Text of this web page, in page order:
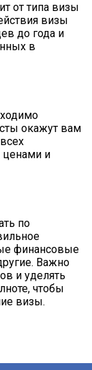
от типа визы
визы
до года и
в
окажут вам
ценами и
по
финансовые
Важно
и уделять
чтобы
визы.